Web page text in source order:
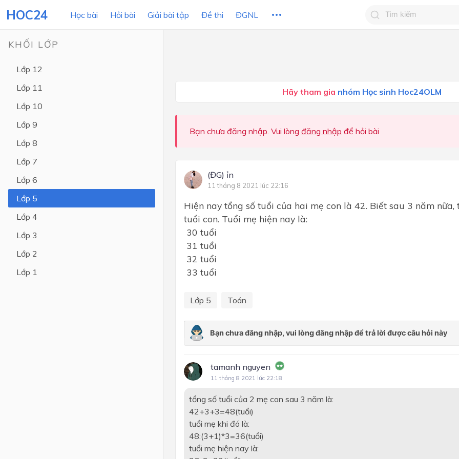
HOC24 Học bài Hỏi bài Giải bài tập Đề thi ĐGNL
Lớp 7
Lớp 6
KHỐI LỚP
Lớp 12
Lớp 11
Lớp 10
Lớp 9
Lớp 8
Lớp 7
Lớp 6
Lớp 5
Lớp 4
Lớp 3
Lớp 2
Lớp 1
Hãy tham gia nhóm Học sinh Hoc24OLM
Bạn chưa đăng nhập. Vui lòng đăng nhập để hỏi bài
(ĐG) ỉn
11 tháng 8 2021 lúc 22:16
Hiện nay tổng số tuổi của hai mẹ con là 42. Biết sau 3 năm
tuổi con. Tuổi mẹ hiện nay là:
30 tuổi
31 tuổi
32 tuổi
33 tuổi
Lớp 5 Toán
tamanh nguyen
11 tháng 8 2021 lúc 22:18
tổng số tuổi của 2 mẹ con sau 3 năm là:
42+3+3=48(tuổi)
tuổi mẹ khi đó là:
48:(3+1)*3=36(tuổi)
tuổi mẹ hiện nay là: